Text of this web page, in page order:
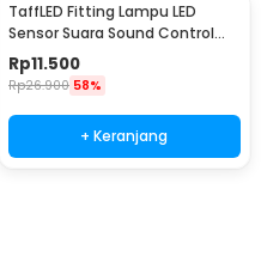
TaffLED Fitting Lampu LED
Sensor Suara Sound Control
Socket E27 40W - SP-525
Rp11.500
Rp26.900 58%
+ Keranjang